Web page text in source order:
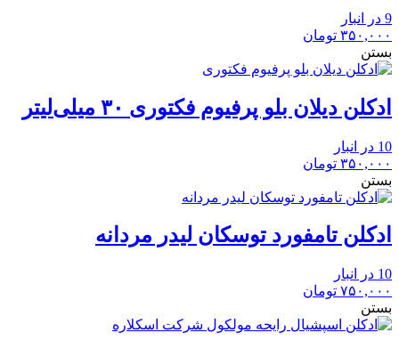
9 در انبار
۳۵۰,۰۰۰ تومان
بستن
ادکلن دیلان بلو پرفیوم فکتوری ۳۰ میلی‌لیتر
10 در انبار
۳۵۰,۰۰۰ تومان
بستن
ادکلن تامفورد توسکان لیدر مردانه
10 در انبار
۷۵۰,۰۰۰ تومان
بستن